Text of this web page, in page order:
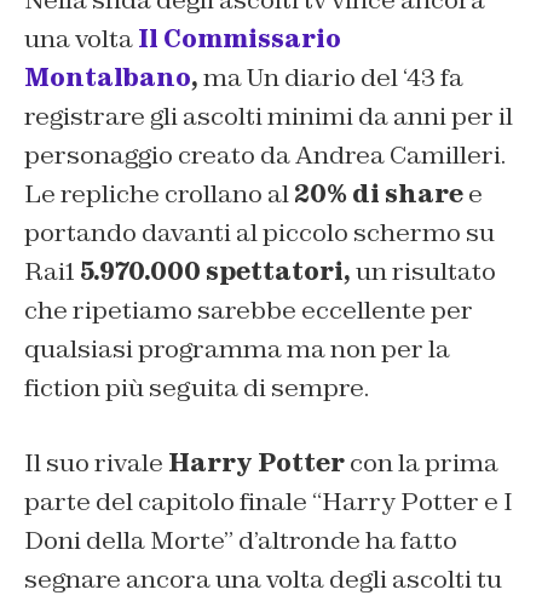
una voltaIl Commissario
Montalbano,maUn diario del ‘43fa
registrare gli ascolti minimi da anni per il
personaggio creato da Andrea Camilleri.
Le repliche crollano al20% di sharee
portando davanti al piccolo schermo su
Rai1 5.970.000 spettatori,un risultato
che ripetiamo sarebbe eccellente per
qualsiasi programma ma non per la
fiction più seguita di sempre.
Il suo rivale Harry Pottercon la prima
parte del capitolo finale “Harry Potter e I
Doni della Morte” d’altronde ha fatto
segnare ancora una volta degli ascolti tu